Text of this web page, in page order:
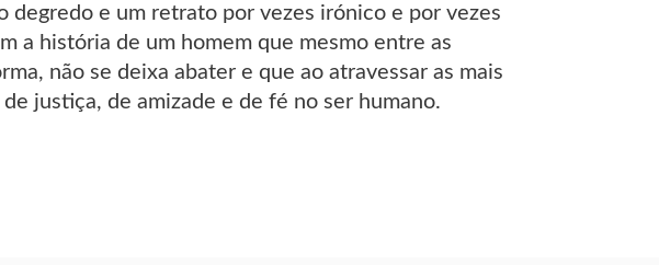
degredo e um retrato por vezes irónico e por vezes
a história de um homem que mesmo entre as
não se deixa abater e que ao atravessar as mais
justiça, de amizade e de fé no ser humano.